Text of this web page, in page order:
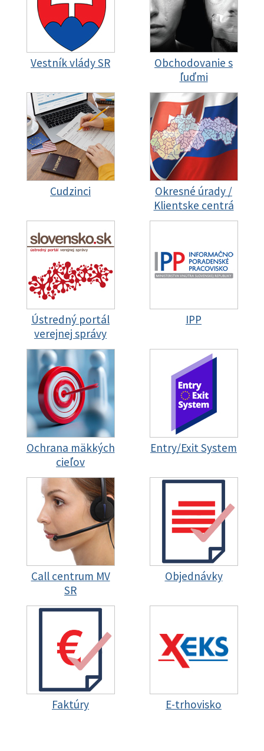
Vestník vlády SR
Obchodovanie s
ľuďmi
Cudzinci
Okresné úrady /
Klientske centrá
Ústredný portál
verejnej správy
IPP
Ochrana mäkkých
cieľov
Entry/Exit System
Call centrum MV
SR
Objednávky
Faktúry E-trhovisko